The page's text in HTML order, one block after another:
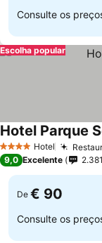
Consulte os
Escolha popular
4 EstrelasHotel
Hotel Parque
9,0 Excelente 2.381
De € 90
Consulte os